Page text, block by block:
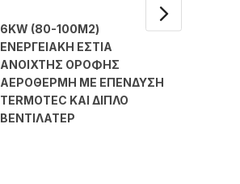
6KW (80-100Μ2)
ΕΝΕΡΓΕΙΑΚΗ ΕΣΤΙΑ
ΑΝΟΙΧΤΗΣ ΟΡΟΦΗΣ
ΑΕΡΟΘΕΡΜΗ ΜΕ ΕΠΕΝΔΥΣΗ
TERMOTEC KAI ΔΙΠΛΟ
ΒΕΝΤΙΛΑΤΕΡ